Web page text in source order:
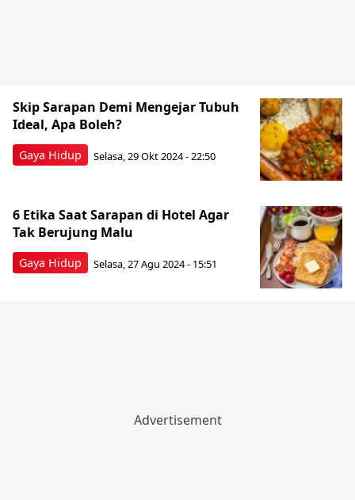
Gaya Hidup
Skip Sarapan Demi Mengejar Tubuh
Ideal, Apa Boleh?
Selasa, 29 Okt 2024 - 22:50
Gaya Hidup
6 Etika Saat Sarapan di Hotel Agar
Tak Berujung Malu
Selasa, 27 Agu 2024 - 15:51